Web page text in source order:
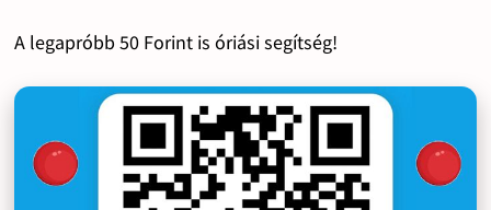
A legapróbb 50 Forint is óriási segítség!